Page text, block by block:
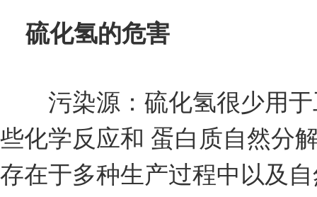
硫化氢的危害
污染源：硫化氢很少用于
些化学反应和 蛋白质自然分
存在于多种生产过程中以及